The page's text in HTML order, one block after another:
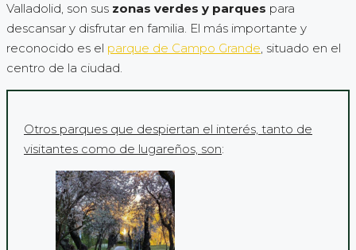
Valladolid, son sus zonas verdes y parques para
descansar y disfrutar en familia. El más importante y
reconocido es el parque de Campo Grande, situado en el
centro de la ciudad.
Otros parques que despiertan el interés, tanto de
visitantes como de lugareños, son: